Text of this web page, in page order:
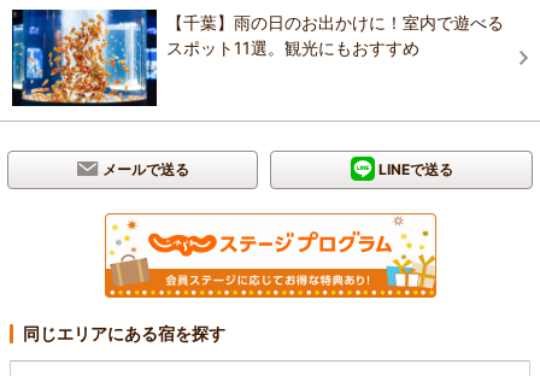
【千葉】雨の日のお出かけに！室内で遊べる
スポット11選。観光にもおすすめ
メールで送る LINEで送る
同じエリアにある宿を探す